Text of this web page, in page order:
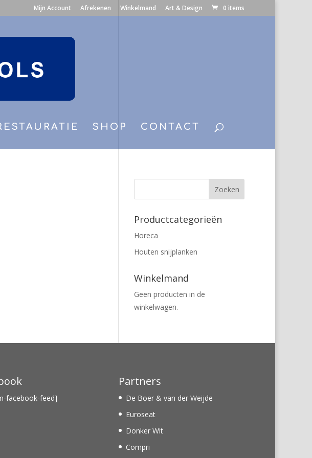
Mijn Account Afrekenen Winkelmand Art & Design 0 items
SHOP CONTACT
Productcategorieën
Horeca
Houten snijplanken
Winkelmand
Geen producten in de
winkelwagen.
facebook-feed]
Partners
De Boer & van der Weijde
Euroseat
Donker Wit
Compri